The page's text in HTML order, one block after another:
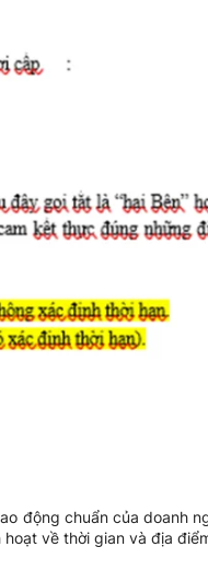
động chuẩn của doanh
về thời gian và địa